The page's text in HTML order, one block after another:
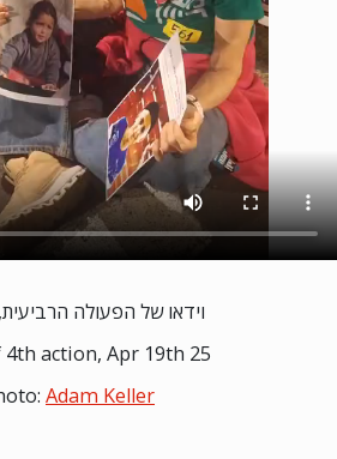
וידאו של הפעולה הרביעית, 19.4.25
action, Apr 19th 25
Adam Keller